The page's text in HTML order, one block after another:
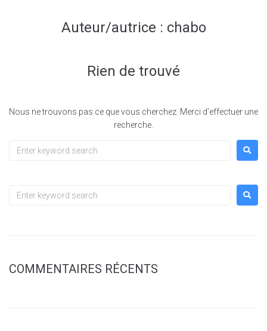
Auteur/autrice : chabo
Rien de trouvé
Nous ne trouvons pas ce que vous cherchez. Merci d’effectuer une
recherche.
COMMENTAIRES RÉCENTS